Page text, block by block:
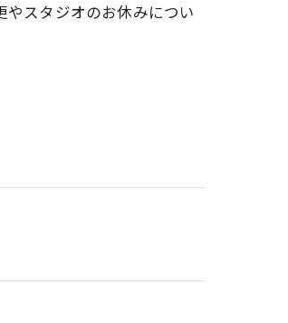
スタジオのお休みについ